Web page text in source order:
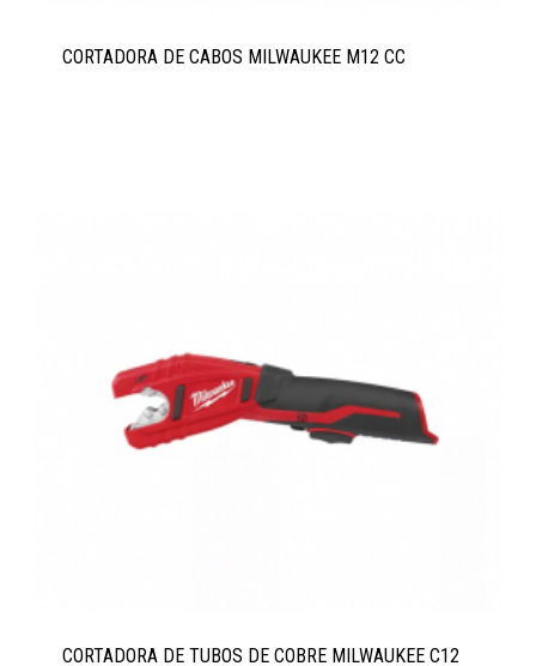
CORTADORA DE CABOS MILWAUKEE M12 CC
CORTADORA DE TUBOS DE COBRE MILWAUKEE C12